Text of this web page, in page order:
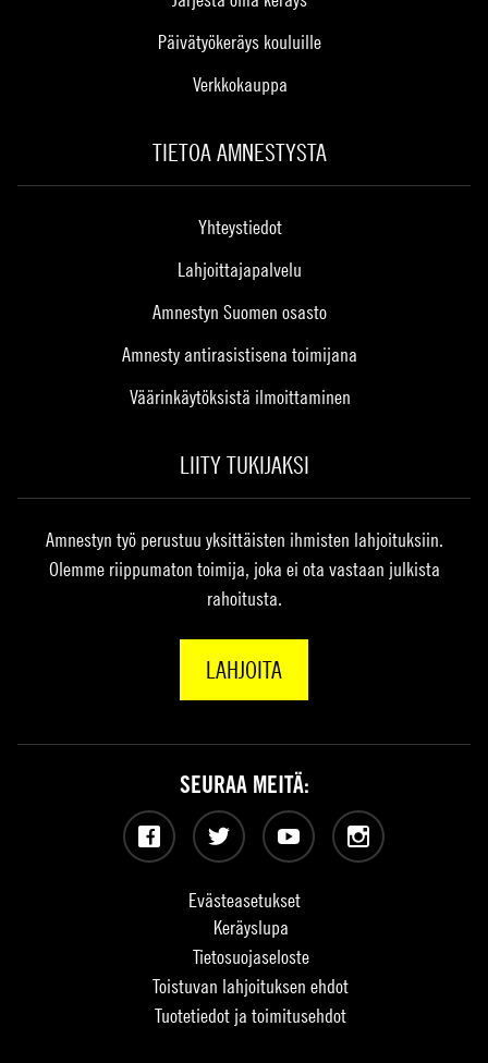
Päivätyökeräys kouluille
Verkkokauppa
TIETOA AMNESTYSTA
Yhteystiedot
Lahjoittajapalvelu
Amnestyn Suomen osasto
Amnesty antirasistisena toimijana
Väärinkäytöksistä ilmoittaminen
LIITY TUKIJAKSI
Amnestyn työ perustuu yksittäisten ihmisten lahjoituksiin.
Olemme riippumaton toimija, joka ei ota vastaan julkista
rahoitusta.
LAHJOITA
Evästeasetukset
Keräyslupa
Tietosuojaseloste
Toistuvan lahjoituksen ehdot
Tuotetiedot ja toimitusehdot
SEURAA MEITÄ:
Facebook Twitter YouTubeInstagram